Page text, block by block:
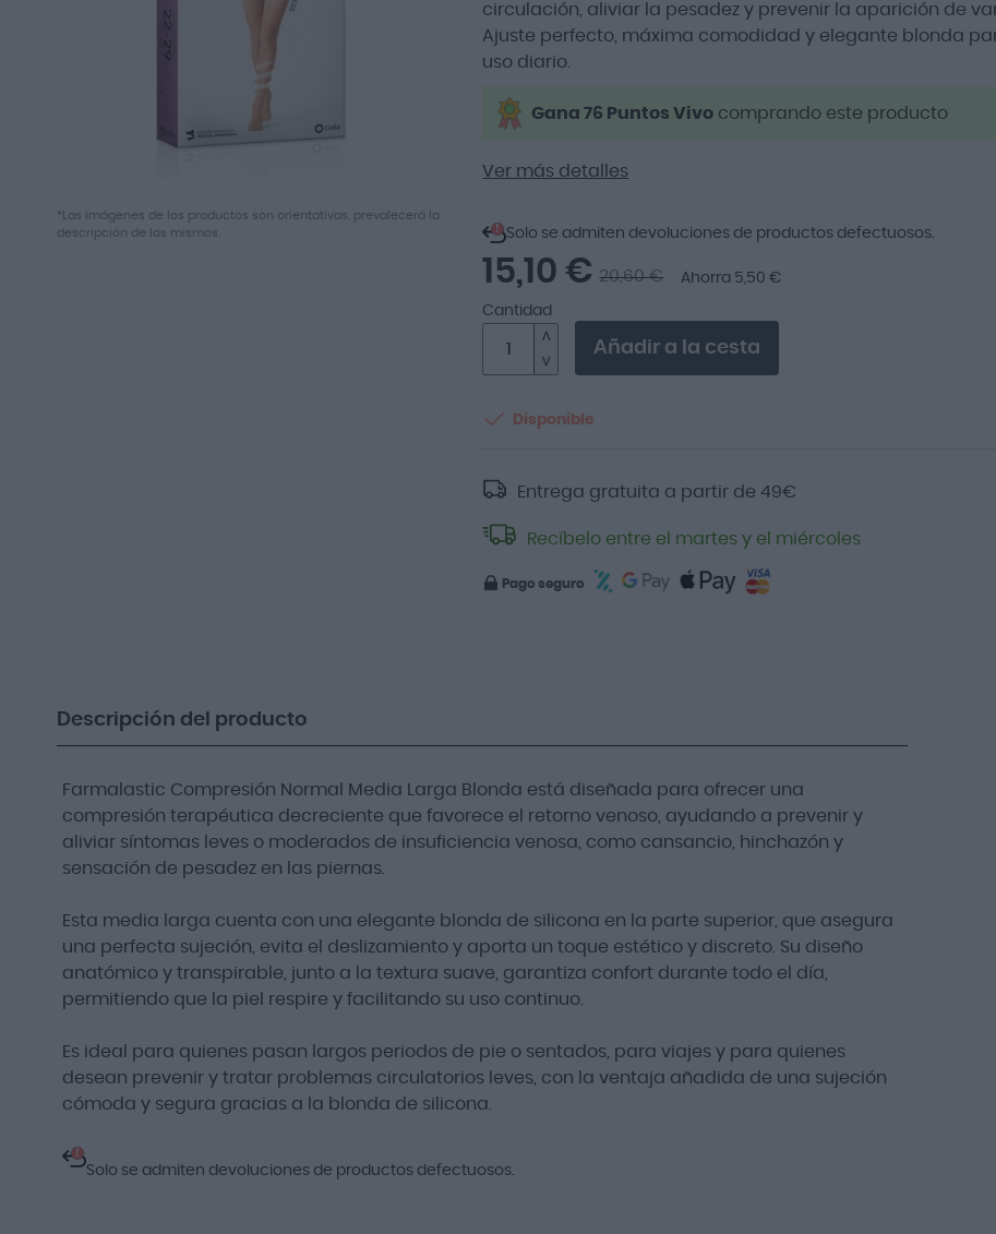
*Las imágenes de los productos son orientativas, prevalecerá la
descripción de los mismos.
circulación, aliviar la pesadez y prevenir la aparición de
Ajuste perfecto, máxima comodidad y elegante blonda
uso diario.
Gana 76 Puntos Vivo comprando este producto
Ver más detalles
! Solo se admiten devoluciones de productos defectuosos.
15,10 € 20,60 € Ahorra 5,50 €
Cantidad
Añadir a la cesta
Disponible
Entrega gratuita a partir de49€
Recíbelo entre el martes y el miércoles
Pago seguro
Descripción del producto
Farmalastic Compresión Normal Media Larga Blonda está diseñada para ofrecer una
compresión terapéutica decreciente que favorece el retorno venoso, ayudando a prevenir y
aliviar síntomas leves o moderados de insuficiencia venosa, como cansancio, hinchazón y
sensación de pesadez en las piernas.
Esta media larga cuenta con una elegante blonda de silicona en la parte superior, que asegura
una perfecta sujeción, evita el deslizamiento y aporta un toque estético y discreto. Su diseño
anatómico y transpirable, junto a la textura suave, garantiza confort durante todo el día,
permitiendo que la piel respire y facilitando su uso continuo.
Es ideal para quienes pasan largos periodos de pie o sentados, para viajes y para quienes
desean prevenir y tratar problemas circulatorios leves, con la ventaja añadida de una sujeción
cómoda y segura gracias a la blonda de silicona.
!
Solo se admiten devoluciones de productos defectuosos.